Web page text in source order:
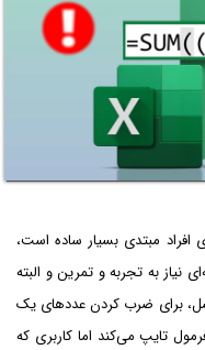
مبتدی بسیار ساده است،
به تجربه و تمرین و البته
برای ضرب کردن عددهای یک
تایپ می‌کند اما کاربری که